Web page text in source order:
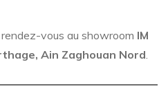
vous au showroom IM
Ain Zaghouan Nord